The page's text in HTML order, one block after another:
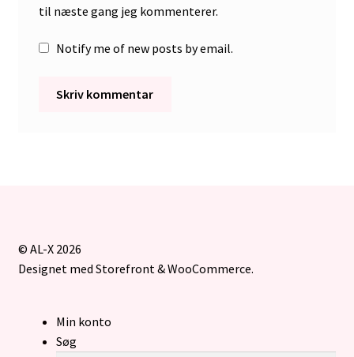
til næste gang jeg kommenterer.
Notify me of new posts by email.
© AL-X 2026
Designet med Storefront & WooCommerce.
Min konto
Søg